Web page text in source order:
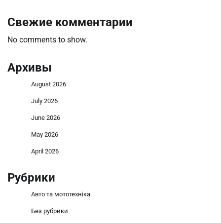
Свежие комментарии
No comments to show.
Архивы
August 2026
July 2026
June 2026
May 2026
April 2026
Рубрики
Авто та мототехніка
Без рубрики